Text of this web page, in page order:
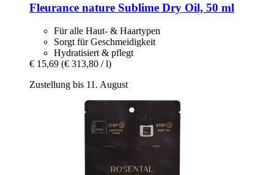
Fleurance nature Sublime Dry Oil, 50 ml
Für alle Haut- & Haartypen
Sorgt für Geschmeidigkeit
Hydratisiert & pflegt
€ 15,69 (€ 313,80 / l)
Zustellung bis 11. August